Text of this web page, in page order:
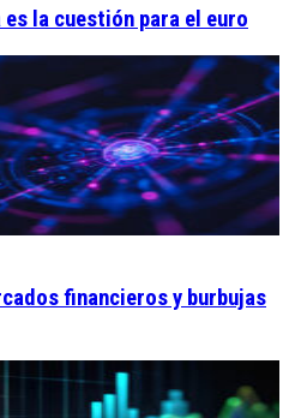
la cuestión para el euro
financieros y burbujas